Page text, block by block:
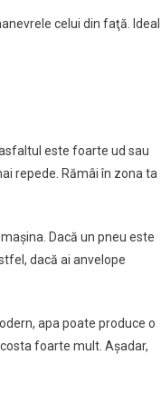
celui din faţă. Ideal
este foarte ud sau
repede. Rămâi în zona ta
Dacă un pneu este
dacă ai anvelope
apa poate produce o
foarte mult. Aşadar,